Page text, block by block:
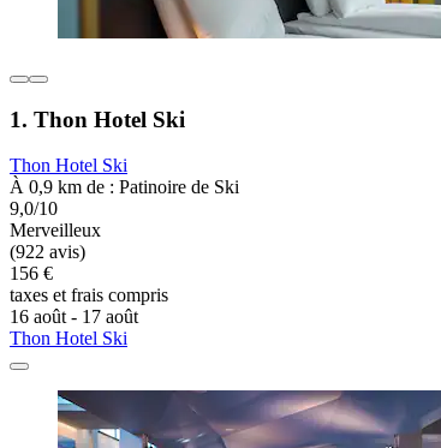
1. Thon Hotel Ski
Thon Hotel Ski
À 0,9 km de : Patinoire de Ski
9,0/10
Merveilleux
(922 avis)
156 €
taxes et frais compris
16 août - 17 août
Thon Hotel Ski